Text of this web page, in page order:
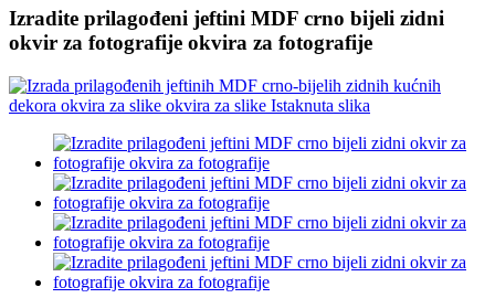
Izradite prilagođeni jeftini MDF crno bijeli zidni
okvir za fotografije okvira za fotografije